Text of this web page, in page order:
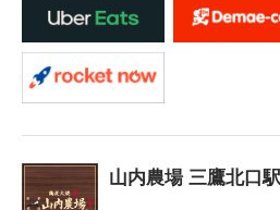
山内農場 三鷹北口